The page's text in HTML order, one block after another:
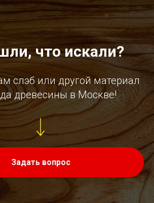
что искали?
слэб или другой материал
древесины в Москве!
Задать вопрос